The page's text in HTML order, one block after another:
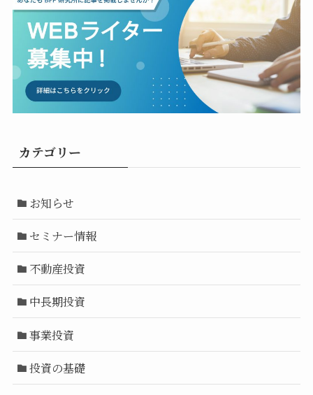
カテゴリー
お知らせ
セミナー情報
不動産投資
中長期投資
事業投資
投資の基礎